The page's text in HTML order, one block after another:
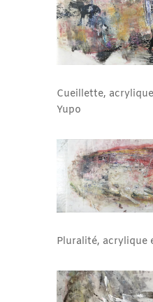
Cueillette,
Yupo
Pluralité, acrylique